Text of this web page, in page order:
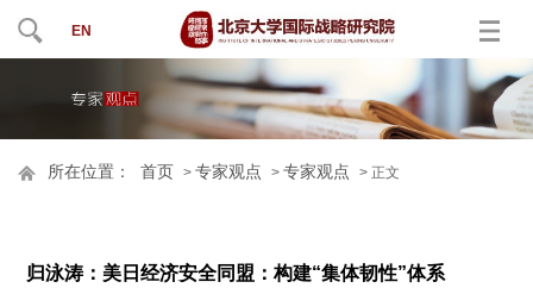
EN
所在位置： 首页 >专家观点 >专家观点 > 正文
归泳涛：美日经济安全同盟：构建“集体韧性”体系